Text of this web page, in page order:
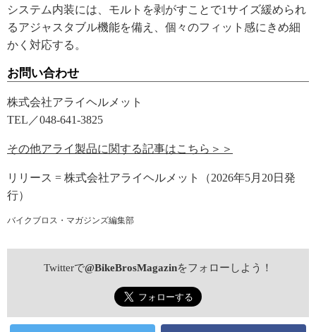
システム内装には、モルトを剥がすことで1サイズ緩められ
るアジャスタブル機能を備え、個々のフィット感にきめ細
かく対応する。
お問い合わせ
株式会社アライヘルメット
TEL／048-641-3825
その他アライ製品に関する記事はこちら＞＞
リリース = 株式会社アライヘルメット（2026年5月20日発
行）
バイクブロス・マガジンズ編集部
Twitterで@BikeBrosMagazinをフォローしよう！